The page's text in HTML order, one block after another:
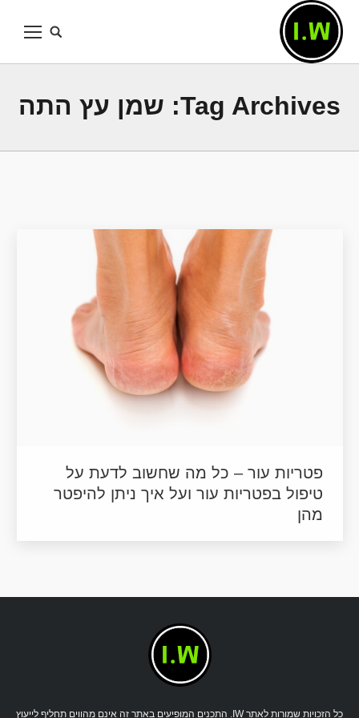
Tag Archives: שמן עץ התה
פטריות עור – כל מה שחשוב לדעת על
טיפול בפטריות עור ועל איך ניתן להיפטר
מהן
כל הזכויות שמורות לאתר IW. התכנים המופיעים באתר זה אינם מהווים תחליף לייעוץ